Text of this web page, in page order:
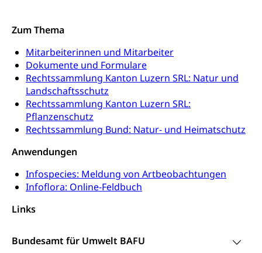
Zum Thema
Mitarbeiterinnen und Mitarbeiter
Dokumente und Formulare
Rechtssammlung Kanton Luzern SRL: Natur und
Landschaftsschutz
Rechtssammlung Kanton Luzern SRL:
Pflanzenschutz
Rechtssammlung Bund: Natur- und Heimatschutz
Anwendungen
Infospecies: Meldung von Artbeobachtungen
Infoflora: Online-Feldbuch
Links
Bundesamt für Umwelt BAFU
Invalidenversicherung (WAS Luzern)
Soziale Sicherheit
AHV / IV
Altersrente, Invalidenrente, Witwenrente,
Sozialversicherung, Vorsorgeeinrichtung,
Pensionskasse, erste Säule, zweite Säule, dritte
Säule, Hilflosenentschädigung,
Ergänzungsleistungen, Altersvorsorge,
Todesfallversicherung
Hilfslosenentschädigung (WAS Luzern)
AHV-Beiträge (WAS Luzern)
AHV-Altersrente (WAS Luzern)
Behinderung
geistige Behinderung, psychische Behinderung,
Erwerbsunfähigkeit, Behinderte
Kultur und Medien